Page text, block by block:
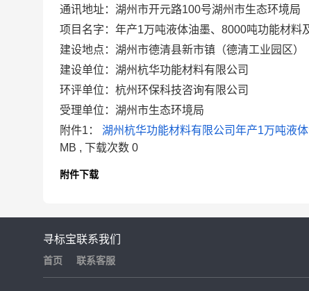
通讯地址：湖州市开元路100号湖州市生态环境局
项目名字：年产1万吨液体油墨、8000吨功能材料
建设地点：湖州市德清县新市镇（德清工业园区）
建设单位：湖州杭华功能材料有限公司
环评单位：杭州环保科技咨询有限公司
受理单位：湖州市生态环境局
附件1：
湖州杭华功能材料有限公司年产1万吨液
MB , 下载次数 0
附件下载
寻标宝
首页
联系我们
联系客服